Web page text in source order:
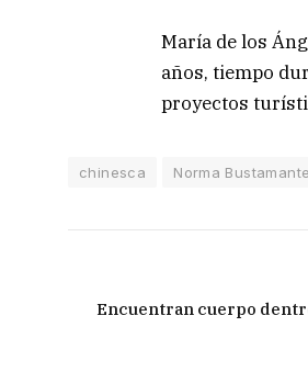
María de los
años, tiempo
proyectos
chinesca Norma Bustamante
Encuentran cuerpo